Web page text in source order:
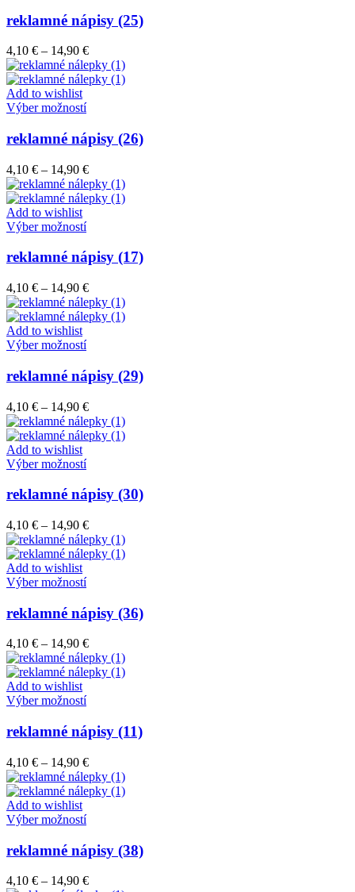
stránke
produktu.
má
viacero
variantov.
Možnosti
si
môžete
vybrať
na
stránke
produktu.
reklamné nápisy (25)
4,10 € – 14,90 €Price
range:
4,10 €
Add to wishlist
Výber možnostíTento
má
viacero
variantov.
Možnosti
si
môžete
vybrať
na
stránke
produktu.
reklamné nápisy (26)
4,10 € – 14,90 €Price
range:
4,10 €
Add to wishlist
Výber možnostíTento
má
viacero
variantov.
Možnosti
si
môžete
vybrať
na
stránke
produktu.
reklamné nápisy (17)
4,10 € – 14,90 €Price
range:
4,10 €
Add to wishlist
Výber možnostíTento
má
viacero
variantov.
Možnosti
si
môžete
vybrať
na
stránke
produktu.
reklamné nápisy (29)
4,10 € – 14,90 €Price
range:
4,10 €
Add to wishlist
Výber možnostíTento
má
viacero
variantov.
Možnosti
si
môžete
vybrať
na
stránke
produktu.
reklamné nápisy (30)
4,10 € – 14,90 €Price
range:
4,10 €
Add to wishlist
Výber možnostíTento
má
viacero
variantov.
Možnosti
si
môžete
vybrať
na
stránke
produktu.
reklamné nápisy (36)
4,10 € – 14,90 €Price
range:
4,10 €
Add to wishlist
Výber možnostíTento
má
viacero
variantov.
Možnosti
si
môžete
vybrať
na
stránke
produktu.
reklamné nápisy (11)
4,10 € – 14,90 €Price
range:
4,10 €
Add to wishlist
Výber možnostíTento
má
viacero
variantov.
reklamné nápisy (38)
4,10 € – 14,90 €Price